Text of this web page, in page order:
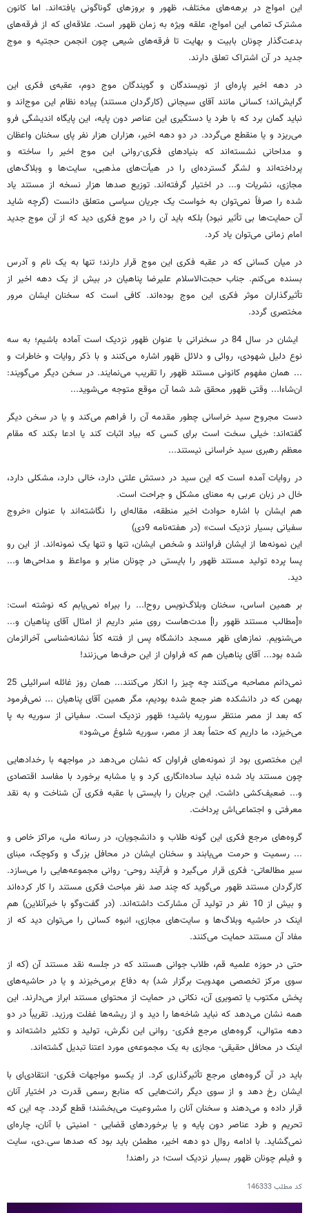
این امواج در برهه‌های مختلف، ظهور و بروزهای گوناگونی یافته‌اند. اما کانون
مشترک تمامی این امواج، علقه ویژه به زمان ظهور است. علاقه‌ای که از فرقه‌های
بدعت‌گذار چونان بابیت و بهایت تا فرقه‌های شیعی چون انجمن حجتیه و موج
جدید در آن اشتراک تعلق دارند.
در دهه اخیر پاره‌ای از نویسندگان و گویندگان موج دوم، عقبه‌ی فکری این
گرایش‌اند؛ کسانی مانند آقای سیجانی (کارگردان مستند) پیاده نظام این موج‌اند و
نباید گمان برد که با طرد یا دستگیری این عناصر دون پایه، این پایگاه اندیشگی فرو
می‌ریزد و یا منقطع می‌گردد. در دو دهه اخیر، هزاران هزار نفر پای سخنان واعظان
و مداحانی نشسته‌اند که بنیادهای فکری-روانی این موج اخیر را ساخته و
پرداخته‌اند و لشگر گسترده‌ای را در هیأت‌های مذهبی، سایت‌ها و وبلاگ‌های
مجازی، نشریات و... در اختیار گرفته‌اند. توزیع صدها هزار نسخه از مستند یاد
شده را صرفاً نمی‌توان به خواست یک جریان سیاسی متعلق دانست (گرچه شاید
آن حمایت‌ها بی تأثیر نبود) بلکه باید آن را در موج فکری دید که از آن موج جدید
امام زمانی می‌توان یاد کرد.
در میان کسانی که در عقبه فکری این موج قرار دارند؛ تنها به یک نام و آدرس
بسنده می‌کنم. جناب حجت‌الاسلام علیرضا پناهیان در بیش از یک دهه اخیر از
تأثیرگذاران موثر فکری این موج بوده‌اند. کافی است که سخنان ایشان مرور
مختصری گردد.
ایشان در سال 84 در سخنرانی با عنوان ظهور نزدیک است آماده باشیم؛ به سه
نوع دلیل شهودی، روائی و دلائل ظهور اشاره می‌کنند و با ذکر روایات و خاطرات و
... همان مفهوم کانونی مستند ظهور را تقریب می‌نمایند. در سخن دیگر می‌گویند:
ان‌شاءا... وقتی ظهور محقق شد شما آن موقع متوجه می‌شوید...
دست مجروح سید خراسانی چطور مقدمه آن را فراهم می‌کند و یا در سخن دیگر
گفته‌اند: خیلی سخت است برای کسی که بیاد اثبات کند یا ادعا بکند که مقام
معظم رهبری سید خراسانی نیستند...
در روایات آمده است که این سید در دستش علتی دارد، خالی دارد، مشکلی دارد،
خال در زبان عربی به معنای مشکل و جراحت است.
هم ایشان با اشاره حوادث اخیر منطقه، مقاله‌ای را نگاشته‌اند با عنوان «خروج
سفیانی بسیار نزدیک است» (در هفته‌نامه 9دی)
این نمونه‌ها از ایشان فراوانند و شخص ایشان، تنها و تنها یک نمونه‌اند. از این رو
پسا پرده تولید مستند ظهور را بایستی در چونان منابر و مواعظ و مداحی‌ها و...
دید.
بر همین اساس، سخنان وبلاگ‌نویس روح‌ا... را بیراه نمی‌یابم که نوشته است:
«[مطالب مستند ظهور را] مدت‌هاست روی منبر داریم از امثال آقای پناهیان و...
می‌شنویم. نمازهای ظهر مسجد دانشگاه پس از فتنه کلاً نشانه‌شناسی آخرالزمان
شده بود... آقای پناهیان هم که فراوان از این حرف‌ها می‌زنند!
نمی‌دانم مصاحبه می‌کنند چه چیز را انکار می‌کنند... همان روز غائله اسرائیلی 25
بهمن که در دانشکده هنر جمع شده بودیم، مگر همین آقای پناهیان ... نمی‌فرمود
که بعد از مصر منتظر سوریه باشید؛ ظهور نزدیک است. سفیانی از سوریه به پا
می‌خیزد، ما داریم که حتماً بعد از مصر، سوریه شلوغ می‌شود»
این مختصری بود از نمونه‌های فراوان که نشان می‌دهد در مواجهه با رخدادهایی
چون مستند یاد شده نباید ساده‌انگاری کرد و یا مشابه برخورد با مفاسد اقتصادی
و... ضعیف‌کشی داشت. این جریان را بایستی با عقبه فکری آن شناخت و به نقد
معرفتی و اجتماعی‌اش پرداخت.
گرو‌ه‌های مرجع فکری این گونه طلاب و دانشجویان، در رسانه ملی، مراکز خاص و
... رسمیت و حرمت می‌یابند و سخنان ایشان در محافل بزرگ و وکوچک، مبنای
سیر مطالعاتی- فکری قرار می‌گیرد و فرآیند روحی- روانی مجموعه‌هایی را می‌سازد.
کارگردان مستند ظهور می‌گوید که چند صد نفر مباحث فکری مستند را کار کرده‌اند
و بیش از 10 نفر در تولید آن مشارکت داشته‌اند. (در گفت‌وگو با خبرآنلاین) هم
اینک در حاشیه وبلاگ‌ها و سایت‌های مجازی، انبوه کسانی را می‌توان دید که از
مفاد آن مستند حمایت می‌کنند.
حتی در حوزه علمیه قم، طلاب جوانی هستند که در جلسه نقد مستند آن (که از
سوی مرکز تخصصی مهدویت برگزار شد) به دفاع برمی‌خیزند و یا در حاشیه‌های
پخش مکتوب یا تصویری آن، نکاتی در حمایت از محتوای مستند ابراز می‌دارند. این
همه نشان می‌دهد که نباید شاخه‌ها را دید و از ریشه‌ها غفلت ورزید. تقریباً در دو
دهه متوالی، گروه‌های مرجع فکری- روانی این نگرش، تولید و تکثیر داشته‌اند و
اینک در محافل حقیقی- مجازی به یک مجموعه‌ی مورد اعتنا تبدیل گشته‌اند.
باید در آن گروه‌های مرجع تأثیرگذاری کرد. از یکسو مواجهات فکری- انتقادی‌ای با
ایشان رخ دهد و از سوی دیگر رانت‌هایی که منابع رسمی قدرت در اختیار آنان
قرار داده و می‌دهند و سخنان آنان را مشروعیت می‌بخشند؛ قطع گردد. چه این که
تحریم و طرد عناصر دون پایه و یا برخوردهای قضایی - امنیتی با آنان، چاره‌ای
نمی‌گشاید. با ادامه روال دو دهه اخیر، مطمئن باید بود که صدها سی.دی، سایت
و فیلم چونان ظهور بسیار نزدیک است؛ در راهند!
کد مطلب146333